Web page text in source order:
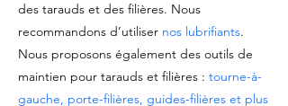
des tarauds et des filières. Nous
recommandons d’utiliser nos lubrifiants.
Nous proposons également des outils de
maintien pour tarauds et filières : tourne-à-
gauche, porte-filières, guides-filières et plus